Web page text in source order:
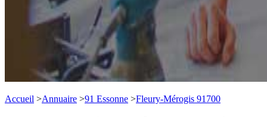
Accueil >Annuaire >91 Essonne >Fleury-Mérogis 91700